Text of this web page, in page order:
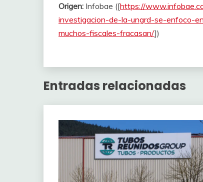
Origen: Infobae ([https://
investigacion-de-la-ungrd-se-enfoco-
muchos-fiscales-fracasan/])
Entradas relacionadas